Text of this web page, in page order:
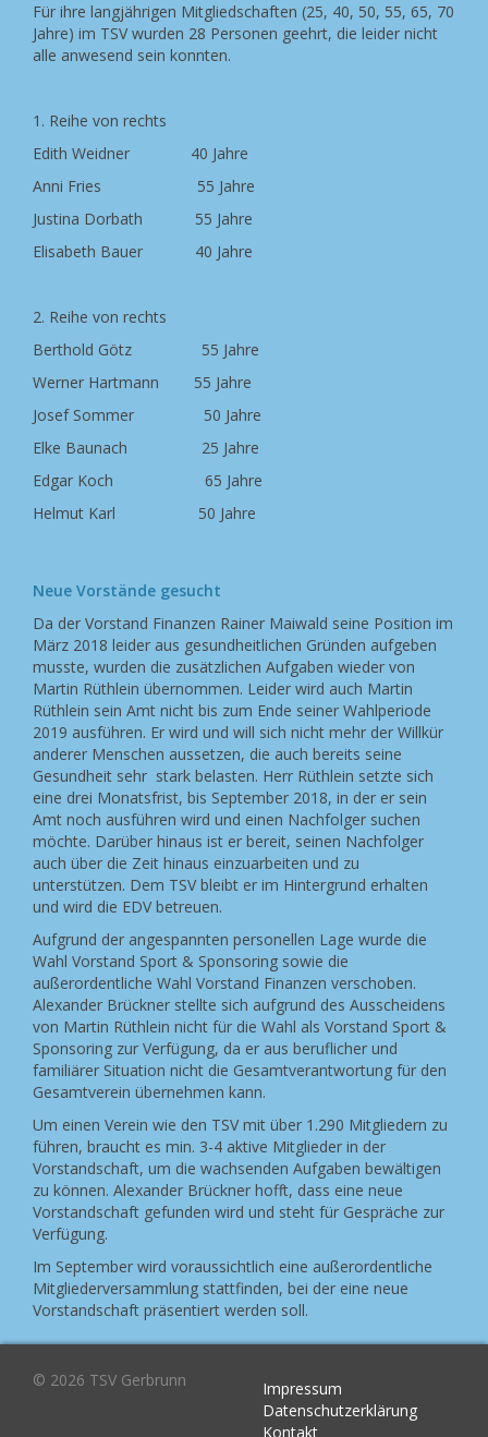
Für ihre langjährigen Mitgliedschaften (25, 40, 50, 55, 65, 70
Jahre) im TSV wurden 28 Personen geehrt, die leider nicht
alle anwesend sein konnten.
1. Reihe von rechts
Edith Weidner 40 Jahre
Anni Fries 55 Jahre
Justina Dorbath 55 Jahre
Elisabeth Bauer 40 Jahre
2. Reihe von rechts
Berthold Götz 55 Jahre
Werner Hartmann 55 Jahre
Josef Sommer 50 Jahre
Elke Baunach 25 Jahre
Edgar Koch 65 Jahre
Helmut Karl 50 Jahre
Neue Vorstände gesucht
Da der Vorstand Finanzen Rainer Maiwald seine Position im
März 2018 leider aus gesundheitlichen Gründen aufgeben
musste, wurden die zusätzlichen Aufgaben wieder von
Martin Rüthlein übernommen. Leider wird auch Martin
Rüthlein sein Amt nicht bis zum Ende seiner Wahlperiode
2019 ausführen. Er wird und will sich nicht mehr der Willkür
anderer Menschen aussetzen, die auch bereits seine
Gesundheit sehr stark belasten. Herr Rüthlein setzte sich
eine drei Monatsfrist, bis September 2018, in der er sein
Amt noch ausführen wird und einen Nachfolger suchen
möchte. Darüber hinaus ist er bereit, seinen Nachfolger
auch über die Zeit hinaus einzuarbeiten und zu
unterstützen. Dem TSV bleibt er im Hintergrund erhalten
und wird die EDV betreuen.
Aufgrund der angespannten personellen Lage wurde die
Wahl Vorstand Sport & Sponsoring sowie die
außerordentliche Wahl Vorstand Finanzen verschoben.
Alexander Brückner stellte sich aufgrund des Ausscheidens
von Martin Rüthlein nicht für die Wahl als Vorstand Sport &
Sponsoring zur Verfügung, da er aus beruflicher und
familiärer Situation nicht die Gesamtverantwortung für den
Gesamtverein übernehmen kann.
Um einen Verein wie den TSV mit über 1.290 Mitgliedern zu
führen, braucht es min. 3-4 aktive Mitglieder in der
Vorstandschaft, um die wachsenden Aufgaben bewältigen
zu können. Alexander Brückner hofft, dass eine neue
Vorstandschaft gefunden wird und steht für Gespräche zur
Verfügung.
Im September wird voraussichtlich eine außerordentliche
Mitgliederversammlung stattfinden, bei der eine neue
Vorstandschaft präsentiert werden soll.
© 2026 TSV Gerbrunn
Impressum
Datenschutzerklärung
Kontakt